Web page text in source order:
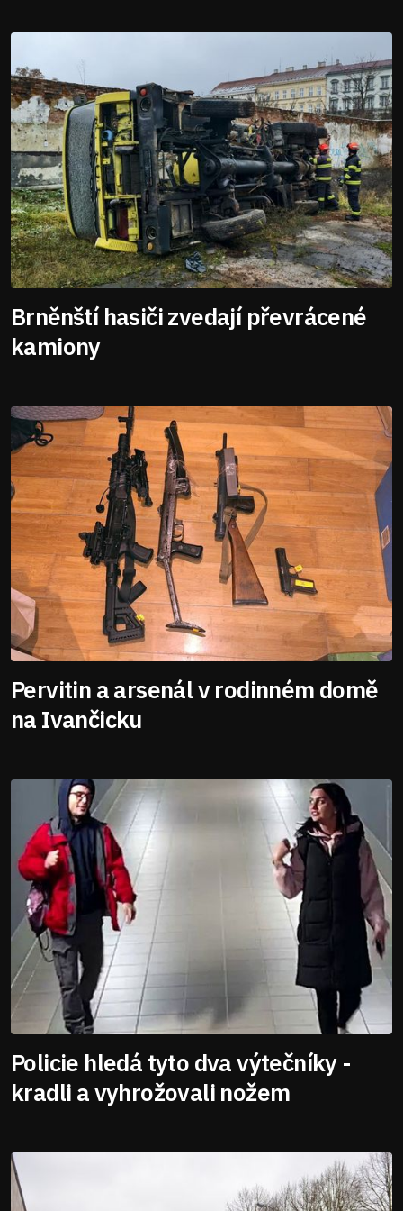
Brněnští hasiči zvedají převrácené
kamiony
Pervitin a arsenál v rodinném domě
na Ivančicku
Policie hledá tyto dva výtečníky -
kradli a vyhrožovali nožem